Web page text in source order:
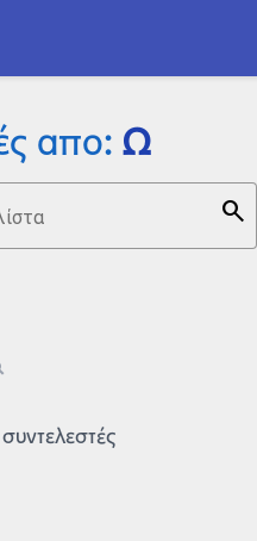
απο: Ω
search